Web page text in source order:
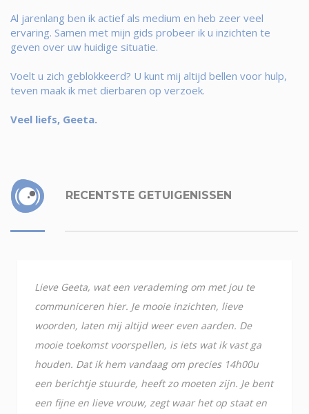
Al jarenlang ben ik actief als medium en heb zeer veel
ervaring. Samen met mijn gids probeer ik u inzichten te
geven over uw huidige situatie.
Voelt u zich geblokkeerd? U kunt mij altijd bellen voor hulp,
teven maak ik met dierbaren op verzoek.
Veel liefs, Geeta.
RECENTSTE GETUIGENISSEN
Lieve Geeta, wat een verademing om met jou te
communiceren hier. Je mooie inzichten, lieve
woorden, laten mij altijd weer even aarden. De
mooie toekomst voorspellen, is iets wat ik vast ga
houden. Dat ik hem vandaag om precies 14h00u
een berichtje stuurde, heeft zo moeten zijn. Je bent
een fijne en lieve vrouw, zegt waar het op staat en